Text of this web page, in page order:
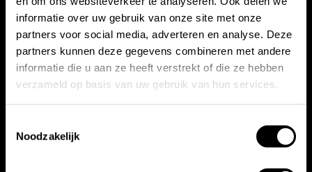
informatie over uw gebruik van onze site met onze
partners voor social media, adverteren en analyse. Deze
partners kunnen deze gegevens combineren met andere
informatie die u aan ze heeft verstrekt of die ze hebben
verzameld op basis van uw gebruik van hun services.
Noodzakelijk
toonaangevende
merken